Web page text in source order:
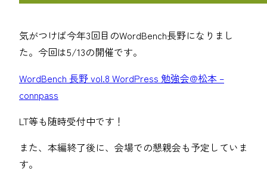
気がつけば今年3回目のWordBench長野になりまし
た。今回は5/13の開催です。
WordBench 長野 vol.8 WordPress 勉強会@松本 –
connpass
LT等も随時受付中です！
また、本編終了後に、会場での懇親会も予定していま
す。